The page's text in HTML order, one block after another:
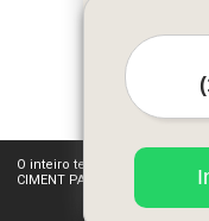
O inteiro teor deste site está
CIMENT PAV (Lei 9610 de 19/